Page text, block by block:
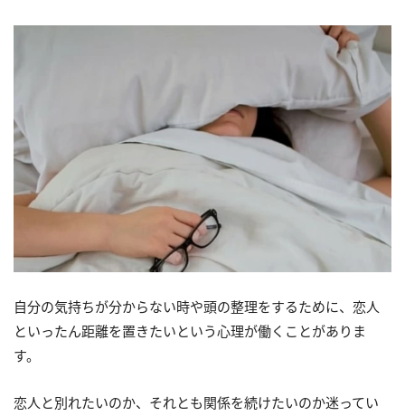
自分の気持ちが分からない時や頭の整理をするために、恋人
といったん距離を置きたいという心理が働くことがありま
す。
恋人と別れたいのか、それとも関係を続けたいのか迷ってい